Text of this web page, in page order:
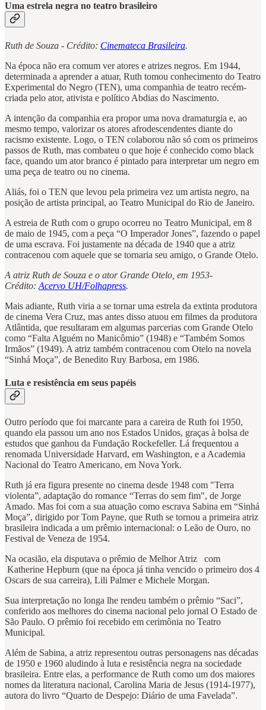
Uma estrela negra no teatro brasileiro
Ruth de Souza - Crédito: Cinemateca Brasileira.
Na época não era comum ver atores e atrizes negros. Em 1944,
determinada a aprender a atuar, Ruth tomou conhecimento do Teatro
Experimental do Negro (TEN), uma companhia de teatro recém-
criada pelo ator, ativista e político Abdias do Nascimento.
A intenção da companhia era propor uma nova dramaturgia e, ao
mesmo tempo, valorizar os atores afrodescendentes diante do
racismo existente. Logo, o TEN colaborou não só com os primeiros
passos de Ruth, mas combateu o que hoje é conhecido como black
face, quando um ator branco é pintado para interpretar um negro em
uma peça de teatro ou no cinema.
Aliás, foi o TEN que levou pela primeira vez um artista negro, na
posição de artista principal, ao Teatro Municipal do Rio de Janeiro.
A estreia de Ruth com o grupo ocorreu no Teatro Municipal, em 8
de maio de 1945, com a peça “O Imperador Jones”, fazendo o papel
de uma escrava. Foi justamente na década de 1940 que a atriz
contracenou com aquele que se tornaria seu amigo, o Grande Otelo.
A atriz Ruth de Souza e o ator Grande Otelo, em 1953-
Crédito: Acervo UH/Folhapress.
Mais adiante, Ruth viria a se tornar uma estrela da extinta produtora
de cinema Vera Cruz, mas antes disso atuou em filmes da produtora
Atlântida, que resultaram em algumas parcerias com Grande Otelo
como “Falta Alguém no Manicômio” (1948) e “Também Somos
Irmãos” (1949). A atriz também contracenou com Otelo na novela
“Sinhá Moça”, de Benedito Ruy Barbosa, em 1986.
Luta e resistência em seus papéis
Outro período que foi marcante para a careira de Ruth foi 1950,
quando ela passou um ano nos Estados Unidos, graças à bolsa de
estudos que ganhou da Fundação Rockefeller. Lá frequentou a
renomada Universidade Harvard, em Washington, e a Academia
Nacional do Teatro Americano, em Nova York.
Ruth já era figura presente no cinema desde 1948 com "Terra
violenta”, adaptação do romance “Terras do sem fim", de Jorge
Amado. Mas foi com a sua atuação como escrava Sabina em “Sinhá
Moça”, dirigido por Tom Payne, que Ruth se tornou a primeira atriz
brasileira indicada a um prêmio internacional: o Leão de Ouro, no
Festival de Veneza de 1954.
Na ocasião, ela disputava o prêmio de Melhor Atriz com
Katherine Hepburn (que na época já tinha vencido o primeiro dos 4
Oscars de sua carreira), Lili Palmer e Michele Morgan.
Sua interpretação no longa lhe rendeu também o prêmio “Saci”,
conferido aos melhores do cinema nacional pelo jornal O Estado de
São Paulo. O prêmio foi recebido em cerimônia no Teatro
Municipal.
Além de Sabina, a atriz representou outras personagens nas décadas
de 1950 e 1960 aludindo à luta e resistência negra na sociedade
brasileira. Entre elas, a performance de Ruth como um dos maiores
nomes da literatura nacional, Carolina Maria de Jesus (1914-1977),
autora do livro “Quarto de Despejo: Diário de uma Favelada”.